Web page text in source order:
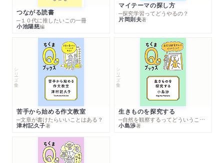
つながる読書
─１０代に推したいこの一冊
小池陽慈編
マイテーマの探し方
─探究学習ってどうやるの？
片岡則夫著
シリーズ・全集
苦手から始める作文教室
─文章が書けたらいいことはある？
津村記久子著
シリーズ・全集
生きものを探究する
─自然を観察するってどういうこと？
小島渉著